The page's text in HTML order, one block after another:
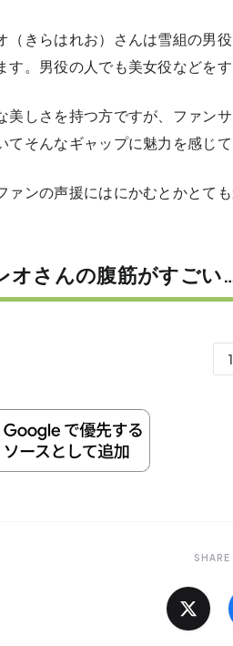
（きらはれお）さんは雪組の男
す。男役の人でも美女役などを
美しさを持つ方ですが、ファン
てそんなギャップに魅力を感じ
ァンの声援にはにかむとかとて
オさんの腹筋がすごい
1